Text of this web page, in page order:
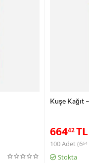
Kuşe Kağıt
66442TL
100 Adet (664
Stokta